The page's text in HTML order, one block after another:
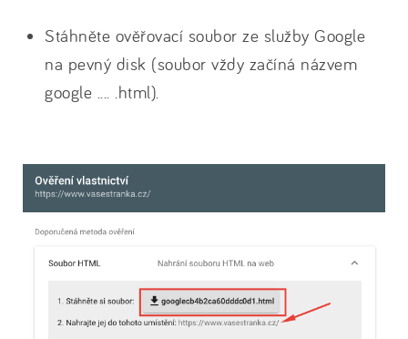
Stáhněte ověřovací soubor ze služby Google
na pevný disk (soubor vždy začíná názvem
google .... .html).